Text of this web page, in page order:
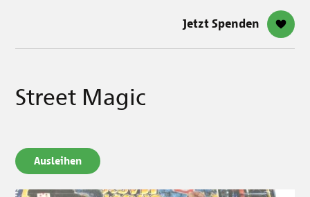
Jetzt Spenden
Street Magic
Ausleihen